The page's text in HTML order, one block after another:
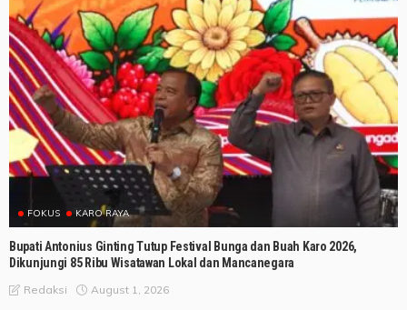
FOKUS KARO RAYA
Bupati Antonius Ginting Tutup Festival Bunga dan Buah Karo 2026,
Dikunjungi 85 Ribu Wisatawan Lokal dan Mancanegara
Redaksi August 1, 2026